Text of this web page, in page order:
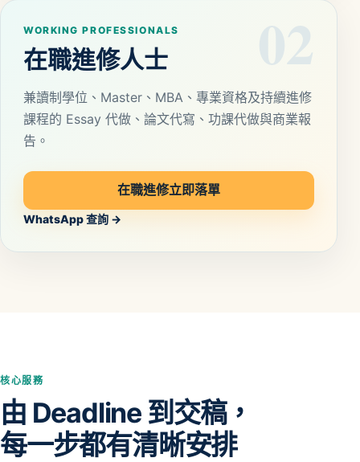
02
WORKING PROFESSIONALS
在職進修人士
兼讀制學位、Master、MBA、專業資格及持續進修
課程的 Essay 代做、論文代寫、功課代做與商業報
告。
在職進修立即落單
WhatsApp 查詢 →
核心服務
由 Deadline 到交稿，
每一步都有清晰安排